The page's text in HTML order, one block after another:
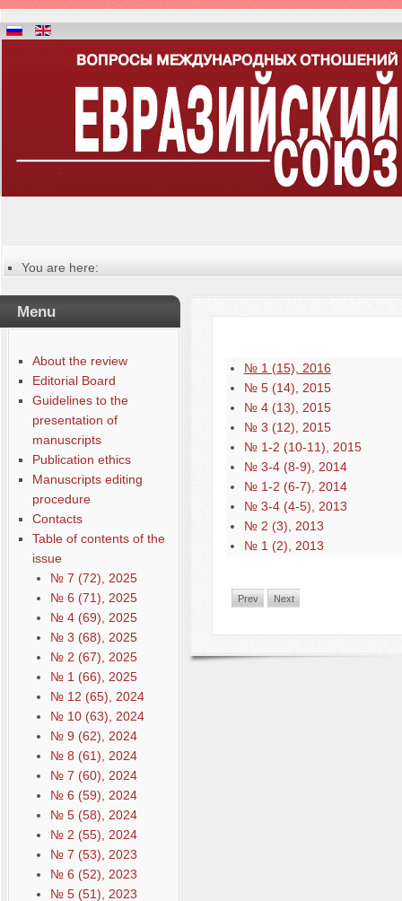
You are here:
Table of contents of the issue
Menu
About the review
Editorial Board
Guidelines to the
presentation of
manuscripts
Publication ethics
Manuscripts editing
procedure
Contacts
Table of contents of the
issue
№ 7 (72), 2025
№ 6 (71), 2025
№ 4 (69), 2025
№ 3 (68), 2025
№ 2 (67), 2025
№ 1 (66), 2025
№ 12 (65), 2024
№ 10 (63), 2024
№ 9 (62), 2024
№ 8 (61), 2024
№ 7 (60), 2024
№ 6 (59), 2024
№ 5 (58), 2024
№ 2 (55), 2024
№ 7 (53), 2023
№ 6 (52), 2023
№ 5 (51), 2023
№ 1 (15), 2016
№ 5 (14), 2015
№ 4 (13), 2015
№ 3 (12), 2015
№ 1-2 (10-11), 2015
№ 3-4 (8-9), 2014
№ 1-2 (6-7), 2014
№ 3-4 (4-5), 2013
№ 2 (3), 2013
№ 1 (2), 2013
Prev Next